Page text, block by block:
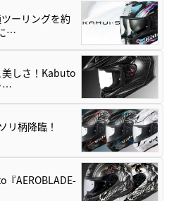
ーリングを約
…
美しさ！Kabuto
…
リ柄降臨！
AEROBLADE-